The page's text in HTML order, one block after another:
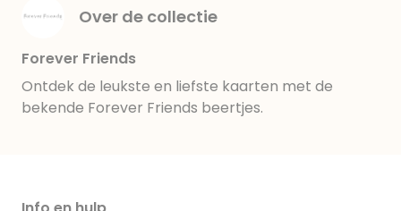
Over de collectie
Forever Friends
Ontdek de leukste en liefste kaarten met de
bekende Forever Friends beertjes.